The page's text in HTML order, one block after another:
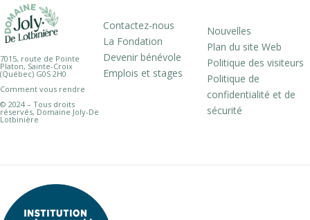
7015, route de Pointe
Platon, Sainte-Croix
(Québec) G0S 2H0
Comment vous rendre
© 2024 – Tous droits
réservés, Domaine Joly-De
Lotbinière
Contactez-nous
La Fondation
Devenir bénévole
Emplois et stages
Nouvelles
Plan du site Web
Politique des visiteurs
Politique de
confidentialité et de
sécurité